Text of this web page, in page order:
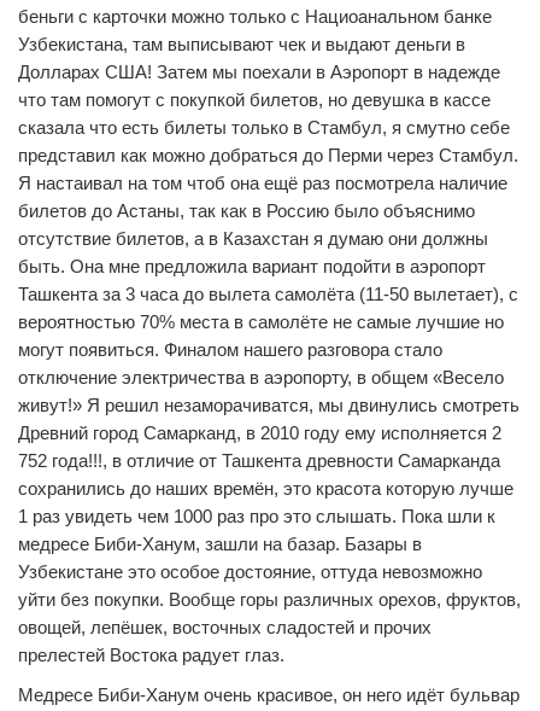
беньги с карточки можно только с Нациоанальном банке
Узбекистана, там выписывают чек и выдают деньги в
Долларах США! Затем мы поехали в Аэропорт в надежде
что там помогут с покупкой билетов, но девушка в кассе
сказала что есть билеты только в Стамбул, я смутно себе
представил как можно добраться до Перми через Стамбул.
Я настаивал на том чтоб она ещё раз посмотрела наличие
билетов до Астаны, так как в Россию было объяснимо
отсутствие билетов, а в Казахстан я думаю они должны
быть. Она мне предложила вариант подойти в аэропорт
Ташкента за 3 часа до вылета самолёта (11-50 вылетает), с
вероятностью 70% места в самолёте не самые лучшие но
могут появиться. Финалом нашего разговора стало
отключение электричества в аэропорту, в общем «Весело
живут!» Я решил незаморачиватся, мы двинулись смотреть
Древний город Самарканд, в 2010 году ему исполняется 2
752 года!!!, в отличие от Ташкента древности Самарканда
сохранились до наших времён, это красота которую лучше
1 раз увидеть чем 1000 раз про это слышать. Пока шли к
медресе Биби-Ханум, зашли на базар. Базары в
Узбекистане это особое достояние, оттуда невозможно
уйти без покупки. Вообще горы различных орехов, фруктов,
овощей, лепёшек, восточных сладостей и прочих
прелестей Востока радует глаз.
Медресе Биби-Ханум очень красивое, он него идёт бульвар